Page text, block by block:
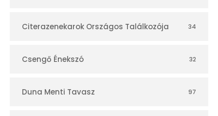
r
Citerazenekarok Országos Találkozója 34
Csengő Énekszó 32
Duna Menti Tavasz 97